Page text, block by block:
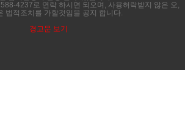
4237로 연락 하시면 되오며, 사용허락받지 않은 오,
법적조치를 가할것임을 공지 합니다.
경고문 보기